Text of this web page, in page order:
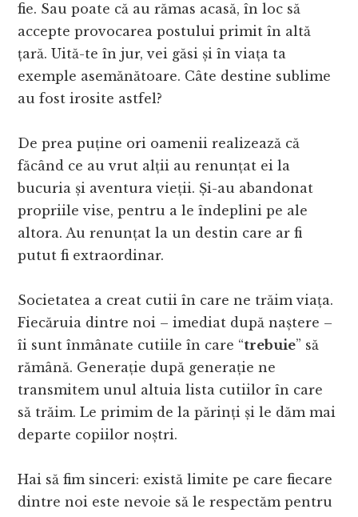
fie. Sau poate că au rămas acasă, în loc să
accepte provocarea postului primit în altă
țară. Uită-te în jur, vei găsi și în viața ta
exemple asemănătoare. Câte destine sublime
au fost irosite astfel?
De prea puține ori oamenii realizează că
făcând ce au vrut alții au renunțat ei la
bucuria și aventura vieții. Și-au abandonat
propriile vise, pentru a le îndeplini pe ale
altora. Au renunțat la un destin care ar fi
putut fi extraordinar.
Societatea a creat cutii în care ne trăim viața.
Fiecăruia dintre noi – imediat după naștere –
îi sunt înmânate cutiile în care “trebuie” să
rămână. Generație după generație ne
transmitem unul altuia lista cutiilor în care
să trăim. Le primim de la părinți și le dăm mai
departe copiilor noștri.
Hai să fim sinceri: există limite pe care fiecare
dintre noi este nevoie să le respectăm pentru